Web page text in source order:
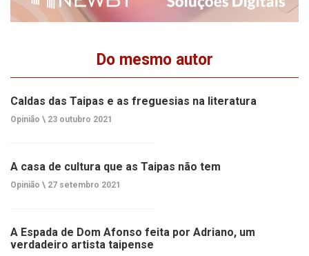
Do mesmo autor
Caldas das Taipas e as freguesias na literatura
Opinião \ 23 outubro 2021
A casa de cultura que as Taipas não tem
Opinião \ 27 setembro 2021
A Espada de Dom Afonso feita por Adriano, um
verdadeiro artista taipense